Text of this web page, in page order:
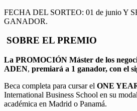
FECHA DEL SORTEO: 01 de junio Y
GANADOR.
SOBRE EL PREMIO
La PROMOCIÓN Máster de los
ADEN, premiará a 1 ganador, con el
Beca completa para cursar el ONE
International Business School en su
académica en Madrid o Panamá.